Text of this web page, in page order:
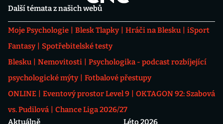
Další témata z našich webů
Moje Psychologie Blesk Tlapky Hráči na Blesku
iSport
Fantasy
Spotřebitelské testy
Blesku
Nemovitosti
Psychologika - podcast rozbíjející
psychologické mýty
Fotbalové přestupy
ONLINE
Eventový prostor Level 9
OKTAGON 92: Szabová
vs. Pudilová
Chance Liga 2026/27
Aktuálně
Léto 2026